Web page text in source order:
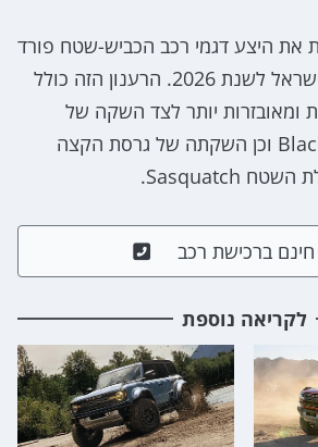
את היצע דגמי רכב הכביש-שטח פורד
ברונקו (Bronco) בישראל לשנת 2026. הרענון הזה כולל
ומאובזרות יותר לצד השקה של
חבילת Black Diamond וכן השקתה של גרסת הקצה
חינם ברכישת רכב
לקריאה נוספת